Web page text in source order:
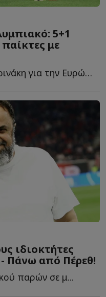
5+1
με
Η εντολή του Βαγγέλη Μαρινάκη για την Ευρώπη, οι μεταγραφές π...
ιδιοκτήτες
Πάνω από Πέρεθ!
παρών σε μ...